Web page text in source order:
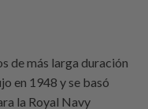
de más larga duración
en 1948 y se basó
la Royal Navy